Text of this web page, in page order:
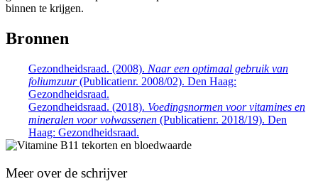
binnen te krijgen.
Bronnen
Gezondheidsraad. (2008). Naar een optimaal gebruik van
foliumzuur(Publicatienr. 2008/02). Den Haag:
Gezondheidsraad.
Gezondheidsraad. (2018). Voedingsnormen voor vitamines en
mineralen voor volwassenen (Publicatienr. 2018/19). Den
Haag: Gezondheidsraad.
Meer over de schrijver